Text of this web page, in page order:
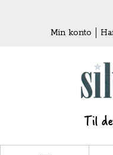
Min konto